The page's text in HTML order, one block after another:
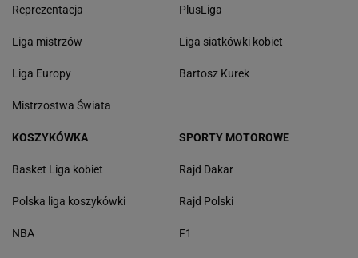
Reprezentacja
Liga mistrzów
Liga Europy
Mistrzostwa Świata
PlusLiga
Liga siatkówki kobiet
Bartosz Kurek
KOSZYKÓWKA
Basket Liga kobiet
Polska liga koszykówki
NBA
SPORTY MOTOROWE
Rajd Dakar
Rajd Polski
F1